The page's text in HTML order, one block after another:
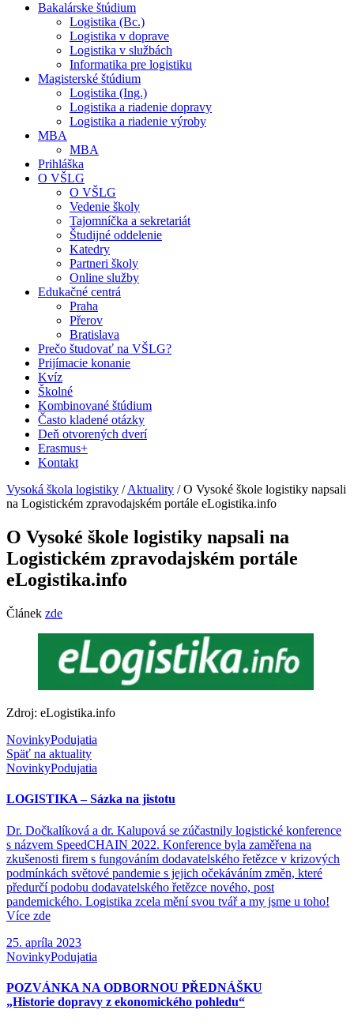
Bakalárske štúdium
Logistika (Bc.)
Logistika v doprave
Logistika v službách
Informatika pre logistiku
Magisterské štúdium
Logistika (Ing.)
Logistika a riadenie dopravy
Logistika a riadenie výroby
MBA
MBA
Prihláška
O VŠLG
O VŠLG
Vedenie školy
Tajomníčka a sekretariát
Študijné oddelenie
Katedry
Partneri školy
Online služby
Edukačné centrá
Praha
Přerov
Bratislava
Prečo študovať na VŠLG?
Prijímacie konanie
Kvíz
Školné
Kombinované štúdium
Často kladené otázky
Deň otvorených dverí
Erasmus+
Kontakt
Vysoká škola logistiky /Aktuality /O Vysoké škole logistiky napsali
na Logistickém zpravodajském portále eLogistika.info
O Vysoké škole logistiky napsali na
Logistickém zpravodajském portále
eLogistika.info
Článek zde
Zdroj: eLogistika.info
NovinkyPodujatia
Späť na aktuality
NovinkyPodujatia
LOGISTIKA – Sázka na jistotu
Dr. Dočkalíková a dr. Kalupová se zúčastnily logistické konference
s názvem SpeedCHAIN 2022. Konference byla zaměřena na
zkušenosti firem s fungováním dodavatelského řetězce v krizových
podmínkách světové pandemie s jejich očekáváním změn, které
předurčí podobu dodavatelského řetězce nového, post
pandemického. Logistika zcela mění svou tvář a my jsme u toho!
Více zde
25. apríla 2023
NovinkyPodujatia
POZVÁNKA NA ODBORNOU PŘEDNÁŠKU
„Historie dopravy z ekonomického pohledu“